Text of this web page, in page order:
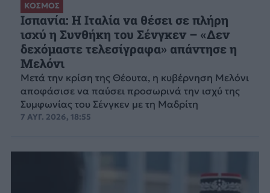
ΚΟΣΜΟΣ
Ισπανία: Η Ιταλία να θέσει σε πλήρη
ισχύ η Συνθήκη του Σένγκεν – «Δεν
δεχόμαστε τελεσίγραφα» απάντησε η
Μελόνι
Μετά την κρίση της Θέουτα, η κυβέρνηση Μελόνι
αποφάσισε να παύσει προσωρινά την ισχύ της
Συμφωνίας του Σένγκεν με τη Μαδρίτη
7 ΑΥΓ. 2026, 18:55